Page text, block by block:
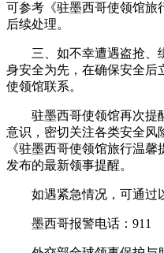
可参考 《驻墨西哥使领馆
后续处理。
三、如不幸遭遇盗抢、
身安全为先，在确保安全后
使领馆联系。
驻墨西哥使领馆再次提
意识，密切关注各类安全风
《驻墨西哥使领馆旅行温馨
发布的最新领事提醒。
如遇紧急情况，可通过
墨西哥报警电话：911